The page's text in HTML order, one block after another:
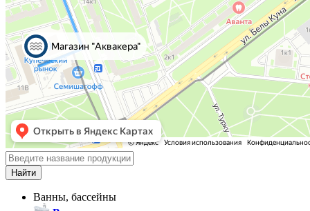
Ванны, бассейны